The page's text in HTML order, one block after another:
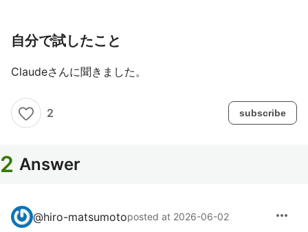
自分で試したこと
Claudeさんに聞きました。
2 subscribe
2 Answer
@hiro-matsumotoposted at 2026-06-02 more_horiz